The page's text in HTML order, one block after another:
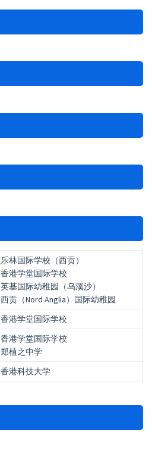
乐林国际学校（西贡）
香港学堂国际学校
英基国际幼稚园（乌溪沙）
西贡（Nord Anglia）国际幼稚园
香港学堂国际学校
香港学堂国际学校
郑植之中学
香港科技大学